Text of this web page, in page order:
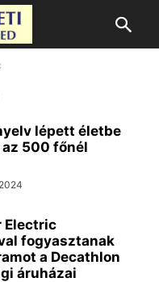
lépett életbe
500 főnél
Electric
fogyasztanak
a Decathlon
áruházai